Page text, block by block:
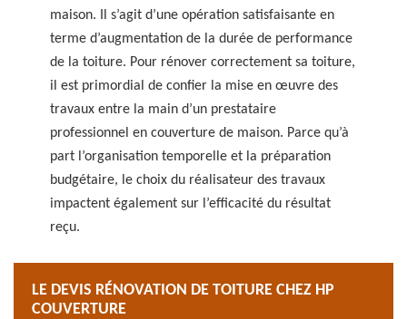
maison. Il s’agit d’une opération satisfaisante en
terme d’augmentation de la durée de performance
de la toiture. Pour rénover correctement sa toiture,
il est primordial de confier la mise en œuvre des
travaux entre la main d’un prestataire
professionnel en couverture de maison. Parce qu’à
part l’organisation temporelle et la préparation
budgétaire, le choix du réalisateur des travaux
impactent également sur l’efficacité du résultat
reçu.
LE DEVIS RÉNOVATION DE TOITURE CHEZ HP
COUVERTURE